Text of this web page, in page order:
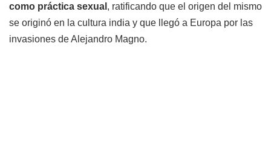
como práctica sexual , ratificando que el origen del mismo
se originó en la cultura india y que llegó a Europa por las
invasiones de Alejandro Magno.